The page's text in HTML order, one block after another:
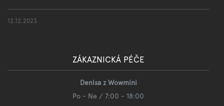
12.12.2023
ZÁKAZNICKÁ PÉČE
Denisa z Wowmini
Po - Ne / 7:00 - 18:00